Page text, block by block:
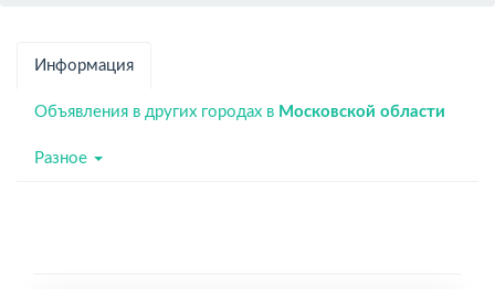
Информация
Объявления в других городах в Московской области
Разное